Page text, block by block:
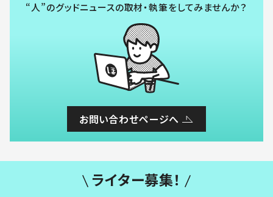
“人”のグッドニュースの取材・執筆をしてみませんか？
お問い合わせページへ
ライター募集！